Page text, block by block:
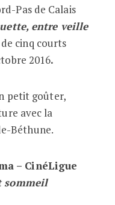
Pas de Calais
entre veille
cinq courts
2016.
petit goûter,
avec la
Béthune.
– CinéLigue
sommeil